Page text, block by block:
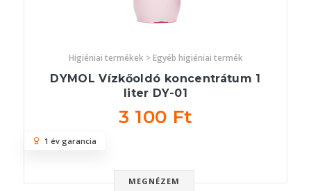
Higiéniai termékek > Egyéb higiéniai termék
DYMOL Vízkőoldó koncentrátum 1
liter DY-01
3 100 Ft
MEGNÉZEM
1 év garancia